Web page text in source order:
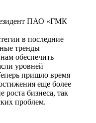
ПАО «ГМК
в последние
тренды
обеспечить
уровней
пришло время
еще более
роста бизнеса, так
проблем.